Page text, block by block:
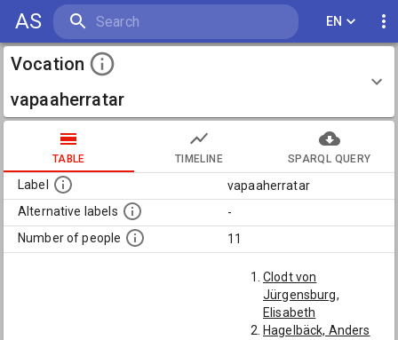
AS EN
Vocation
vapaaherratar
TABLE TIMELINE SPARQL QUERY
Label
vapaaherratar
Alternative labels
-
Number of people
11
Clodt von
Jürgensburg,
Elisabeth
Hagelbäck, Anders